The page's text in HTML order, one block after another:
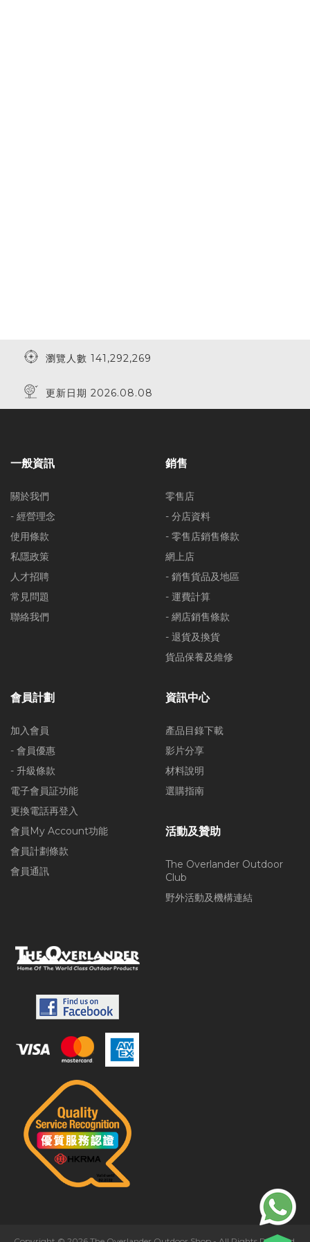
瀏覽人數 141,292,269
更新日期 2026.08.08
一般資訊
關於我們
- 經營理念
使用條款
私隱政策
人才招聘
常見問題
聯絡我們
銷售
零售店
- 分店資料
- 零售店銷售條款
網上店
- 銷售貨品及地區
- 運費計算
- 網店銷售條款
- 退貨及換貨
貨品保養及維修
會員計劃
加入會員
- 會員優惠
- 升級條款
電子會員証功能
更換電話再登入
會員My Account功能
會員計劃條款
會員通訊
資訊中心
產品目錄下載
影片分享
材料說明
選購指南
活動及贊助
The Overlander Outdoor
Club
野外活動及機構連結